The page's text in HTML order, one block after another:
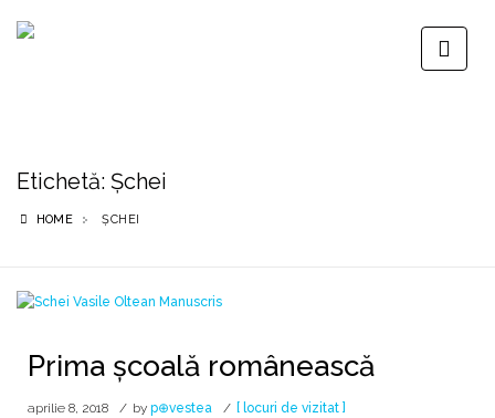
Etichetă: Șchei
HOME ȘCHEI
Prima școală românească
aprilie 8, 2018 by p⊕vestea [ locuri de vizitat ]